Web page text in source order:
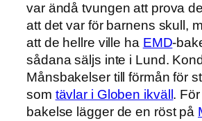
var ändå tvungen att prova
att det var för barnens skull,
att de hellre ville ha EMD-
sådana säljs inte i Lund.
Månsbakelser till förmån för
som tävlar i Globen ikväll .
bakelse lägger de en röst på